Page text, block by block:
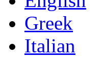
Greek
Italian